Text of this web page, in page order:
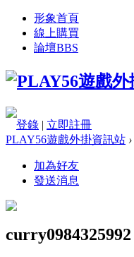
形象首頁
線上購買
論壇BBS
登錄 | 立即註冊
PLAY56遊戲外掛資訊站 ›
加為好友
發送消息
curry0984325992